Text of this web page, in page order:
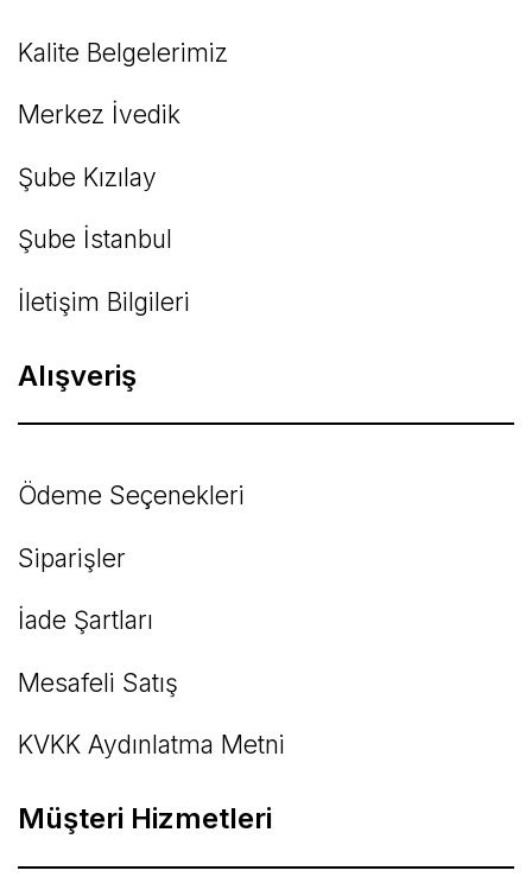
Kalite Belgelerimiz
Merkez İvedik
Şube Kızılay
Şube İstanbul
İletişim Bilgileri
Alışveriş
Ödeme Seçenekleri
Siparişler
İade Şartları
Mesafeli Satış
KVKK Aydınlatma Metni
Müşteri Hizmetleri